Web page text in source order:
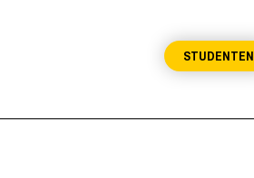
STUDENTEN